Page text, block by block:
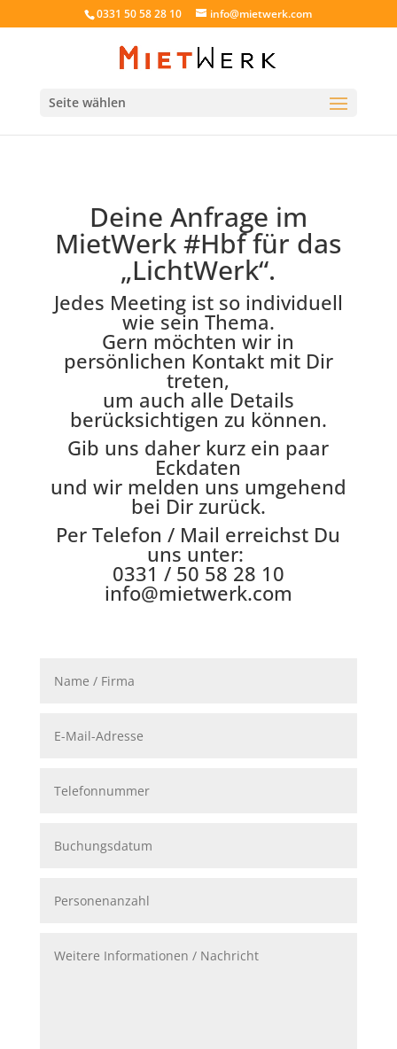
0331 50 58 28 10 info@mietwerk.com
Seite wählen
Deine Anfrage im
MietWerk #Hbf für das
„LichtWerk“.
Jedes Meeting ist so individuell
wie sein Thema.
Gern möchten wir in
persönlichen Kontakt mit Dir
treten,
um auch alle Details
berücksichtigen zu können.
Gib uns daher kurz ein paar
Eckdaten
und wir melden uns umgehend
bei Dir zurück.
Per Telefon / Mail erreichst Du
uns unter:
0331 / 50 58 28 10
info@mietwerk.com